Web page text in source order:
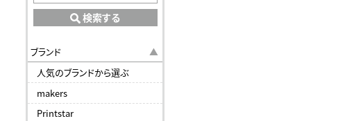
検索する
ブランド
人気のブランドから選ぶ
makers
Printstar